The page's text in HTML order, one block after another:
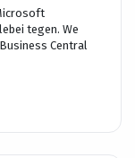
tegen. We
Central